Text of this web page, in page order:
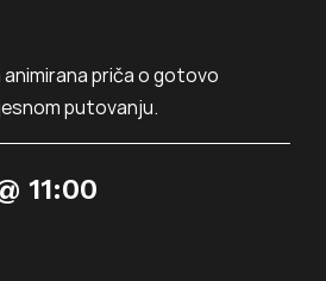
Info
O prostoru
animirana priča o gotovo
putovanju.
11:00